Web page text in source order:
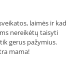
laimės ir kad
nereikėtų taisyti
gerus pažymius.
mama!